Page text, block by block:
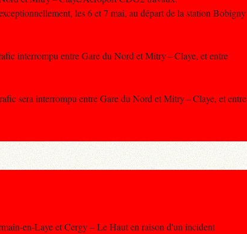
les 6 et 7 mai, au départ de la station Bobigny
interrompu entre Gare du Nord et Mitry – Claye, et entre
sera interrompu entre Gare du Nord et Mitry – Claye, et entre
en-Laye et Cergy – Le Haut en raison d'un incident